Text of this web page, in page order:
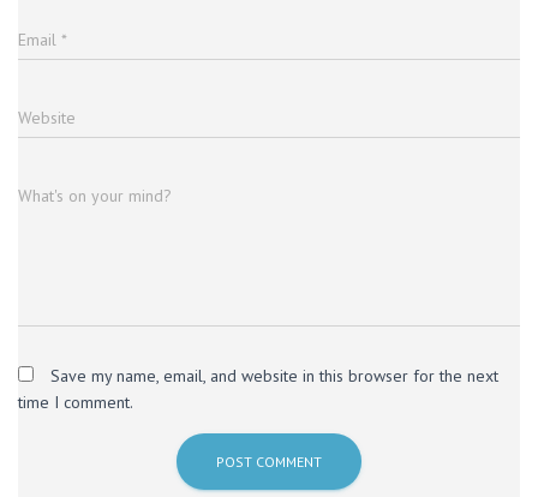
Email *
Website
What's on your mind?
Save my name, email, and website in this browser for the next
time I comment.